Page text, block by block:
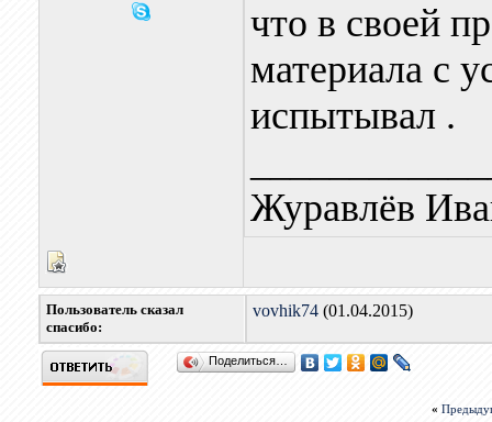
что в своей
материала с
испытывал .
Журавлёв
Пользователь сказал
cпасибо:
vovhik74(01.04.2015)
Поделиться…
«